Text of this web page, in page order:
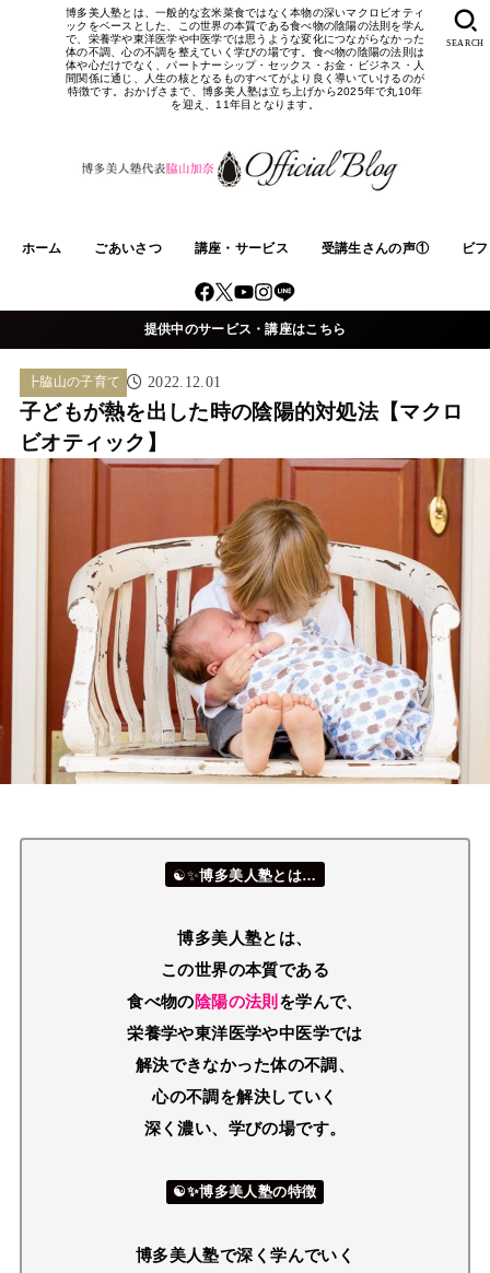
博多美人塾とは、一般的な玄米菜食ではなく本物の深いマクロビオティ
ックをベースとした、この世界の本質である食べ物の陰陽の法則を学ん
で、栄養学や東洋医学や中医学では思うような変化につながらなかった
体の不調、心の不調を整えていく学びの場です。食べ物の陰陽の法則は
体や心だけでなく、パートナーシップ・セックス・お金・ビジネス・人
間関係に通じ、人生の核となるものすべてがより良く導いていけるのが
特徴です。おかげさまで、博多美人塾は立ち上げから2025年で丸10年
を迎え、11年目となります。
ホーム ごあいさつ 講座・サービス 受講生さんの声① ビ
SEARCH
提供中のサービス・講座はこちら
┣脇山の子育て 2022.12.01
子どもが熱を出した時の陰陽的対処法【マクロ
ビオティック】
☯✨博多美人塾とは…
博多美人塾とは、
この世界の本質である
食べ物の陰陽の法則 を学んで、
栄養学や東洋医学や中医学では
解決できなかった体の不調、
心の不調を解決していく
深く濃い、学びの場です。
☯✨博多美人塾の特徴
博多美人塾で深く学んでいく